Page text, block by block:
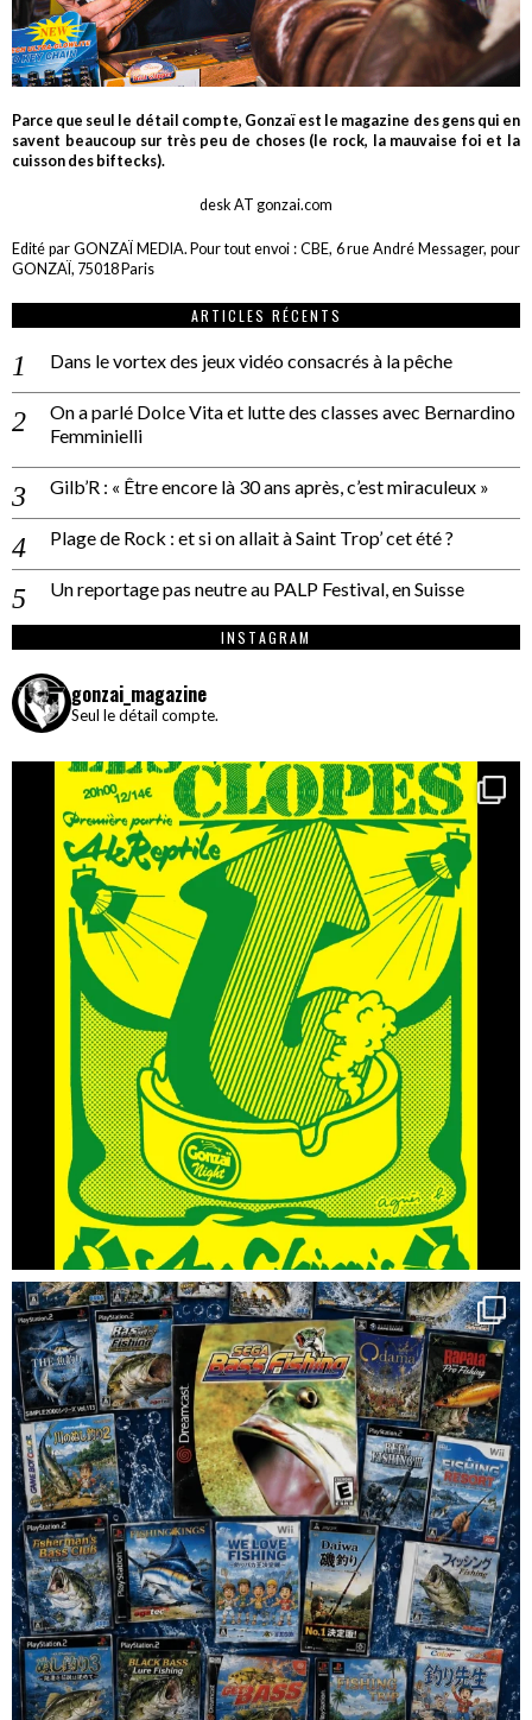
Parce que seul le détail compte, Gonzaï est le magazine des gens qui en
savent beaucoup sur très peu de choses (le rock, la mauvaise foi et la
cuisson des biftecks).
desk AT gonzai.com
Edité par GONZAÏ MEDIA. Pour tout envoi : CBE, 6 rue André Messager, pour
GONZAÏ, 75018 Paris
ARTICLES RÉCENTS
Dans le vortex des jeux vidéo consacrés à la pêche
On a parlé Dolce Vita et lutte des classes avec Bernardino
Femminielli
Gilb’R : « Être encore là 30 ans après, c’est miraculeux »
Plage de Rock : et si on allait à Saint Trop’ cet été ?
Un reportage pas neutre au PALP Festival, en Suisse
INSTAGRAM
gonzai_magazine
Seul le détail compte.